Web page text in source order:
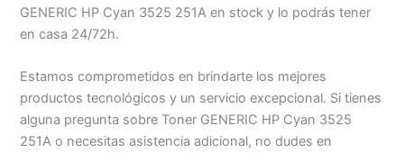
GENERIC HP Cyan 3525 251A en stock y lo podrás tener
en casa 24/72h.
Estamos comprometidos en brindarte los mejores
productos tecnológicos y un servicio excepcional. Si tienes
alguna pregunta sobre Toner GENERIC HP Cyan 3525
251A o necesitas asistencia adicional, no dudes en